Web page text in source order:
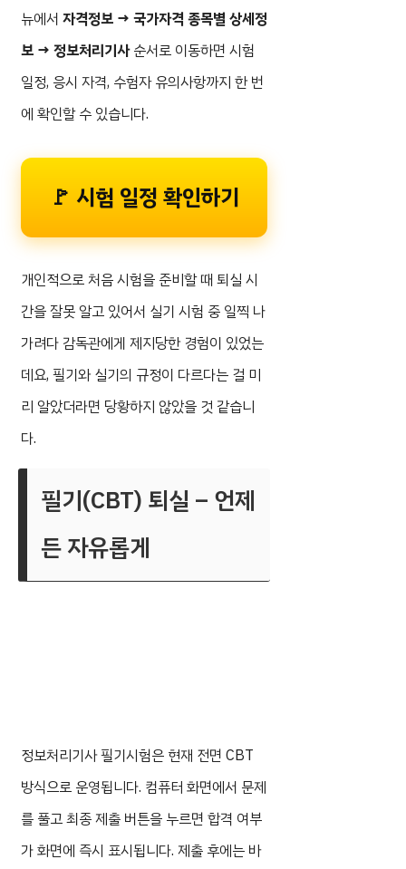
뉴에서 자격정보 → 국가자격 종목별 상세정
보 → 정보처리기사순서로 이동하면 시험
일정, 응시 자격, 수험자 유의사항까지 한 번
에 확인할 수 있습니다.
🚩 시험 일정 확인하기
개인적으로 처음 시험을 준비할 때 퇴실 시
간을 잘못 알고 있어서 실기 시험 중 일찍 나
가려다 감독관에게 제지당한 경험이 있었는
데요, 필기와 실기의 규정이 다르다는 걸 미
리 알았더라면 당황하지 않았을 것 같습니
다.
필기(CBT) 퇴실 – 언제
든 자유롭게
정보처리기사 필기시험은 현재 전면 CBT
방식으로 운영됩니다. 컴퓨터 화면에서 문제
를 풀고 최종 제출 버튼을 누르면 합격 여부
가 화면에 즉시 표시됩니다. 제출 후에는 바